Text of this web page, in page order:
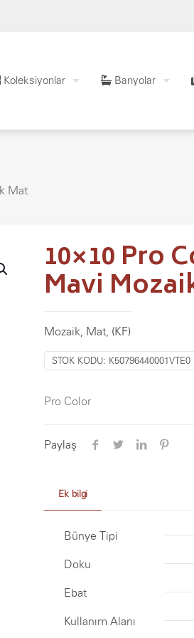
Koleksiyonlar Banyolar
Mat
10×10 Pro
Mavi
Mozaik, Mat, (KF)
STOK KODU: K50796440001VTE0
Pro Color
Paylaş
Ek bilgi
Bünye Tipi
Doku
Ebat
Kullanım Alanı